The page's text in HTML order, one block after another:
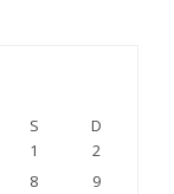
S
D
1
2
8
9